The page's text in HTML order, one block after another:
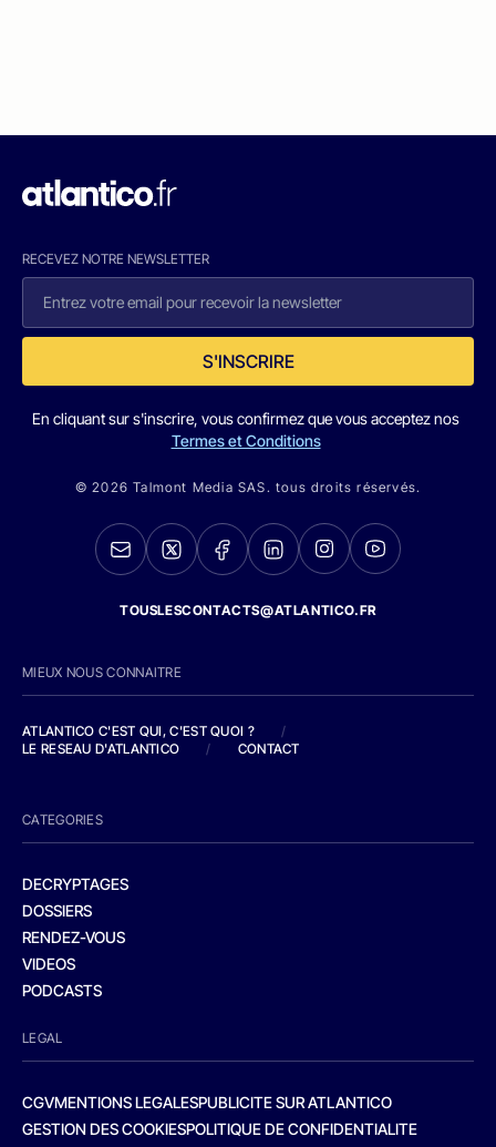
RECEVEZ NOTRE NEWSLETTER
S'INSCRIRE
En cliquant sur s'inscrire, vous confirmez que vous acceptez nos
Termes et Conditions
© 2026 Talmont Media SAS. tous droits réservés.
TOUSLESCONTACTS@ATLANTICO.FR
MIEUX NOUS CONNAITRE
ATLANTICO C'EST QUI, C'EST QUOI ?
/
LE RESEAU D'ATLANTICO
/ CONTACT
CATEGORIES
DECRYPTAGES
DOSSIERS
RENDEZ-VOUS
VIDEOS
PODCASTS
LEGAL
CGVMENTIONS LEGALESPUBLICITE SUR ATLANTICO
GESTION DES COOKIESPOLITIQUE DE CONFIDENTIALITE